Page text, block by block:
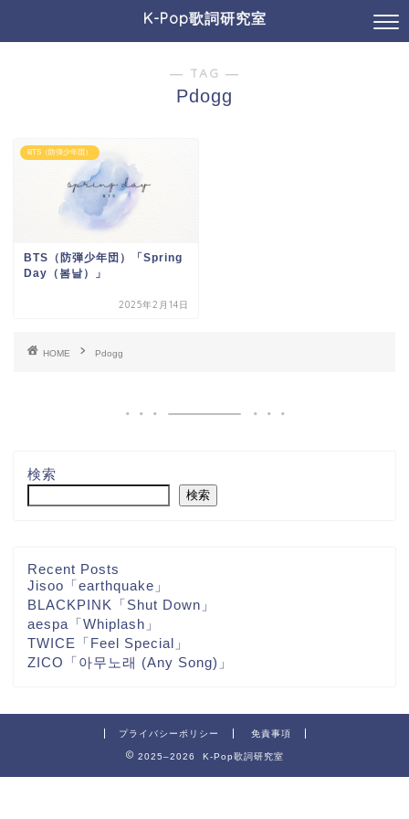
K-Pop歌詞研究室
― TAG ―
Pdogg
BTS（防弾少年団）
BTS（防弾少年団）「Spring
Day（봄날）」
2025年2月14日
HOME Pdogg
検索
検索
Recent Posts
Jisoo「earthquake」
BLACKPINK「Shut Down」
aespa「Whiplash」
TWICE「Feel Special」
ZICO「아무노래 (Any Song)」
プライバシーポリシー 免責事項
2025–2026 K-Pop歌詞研究室